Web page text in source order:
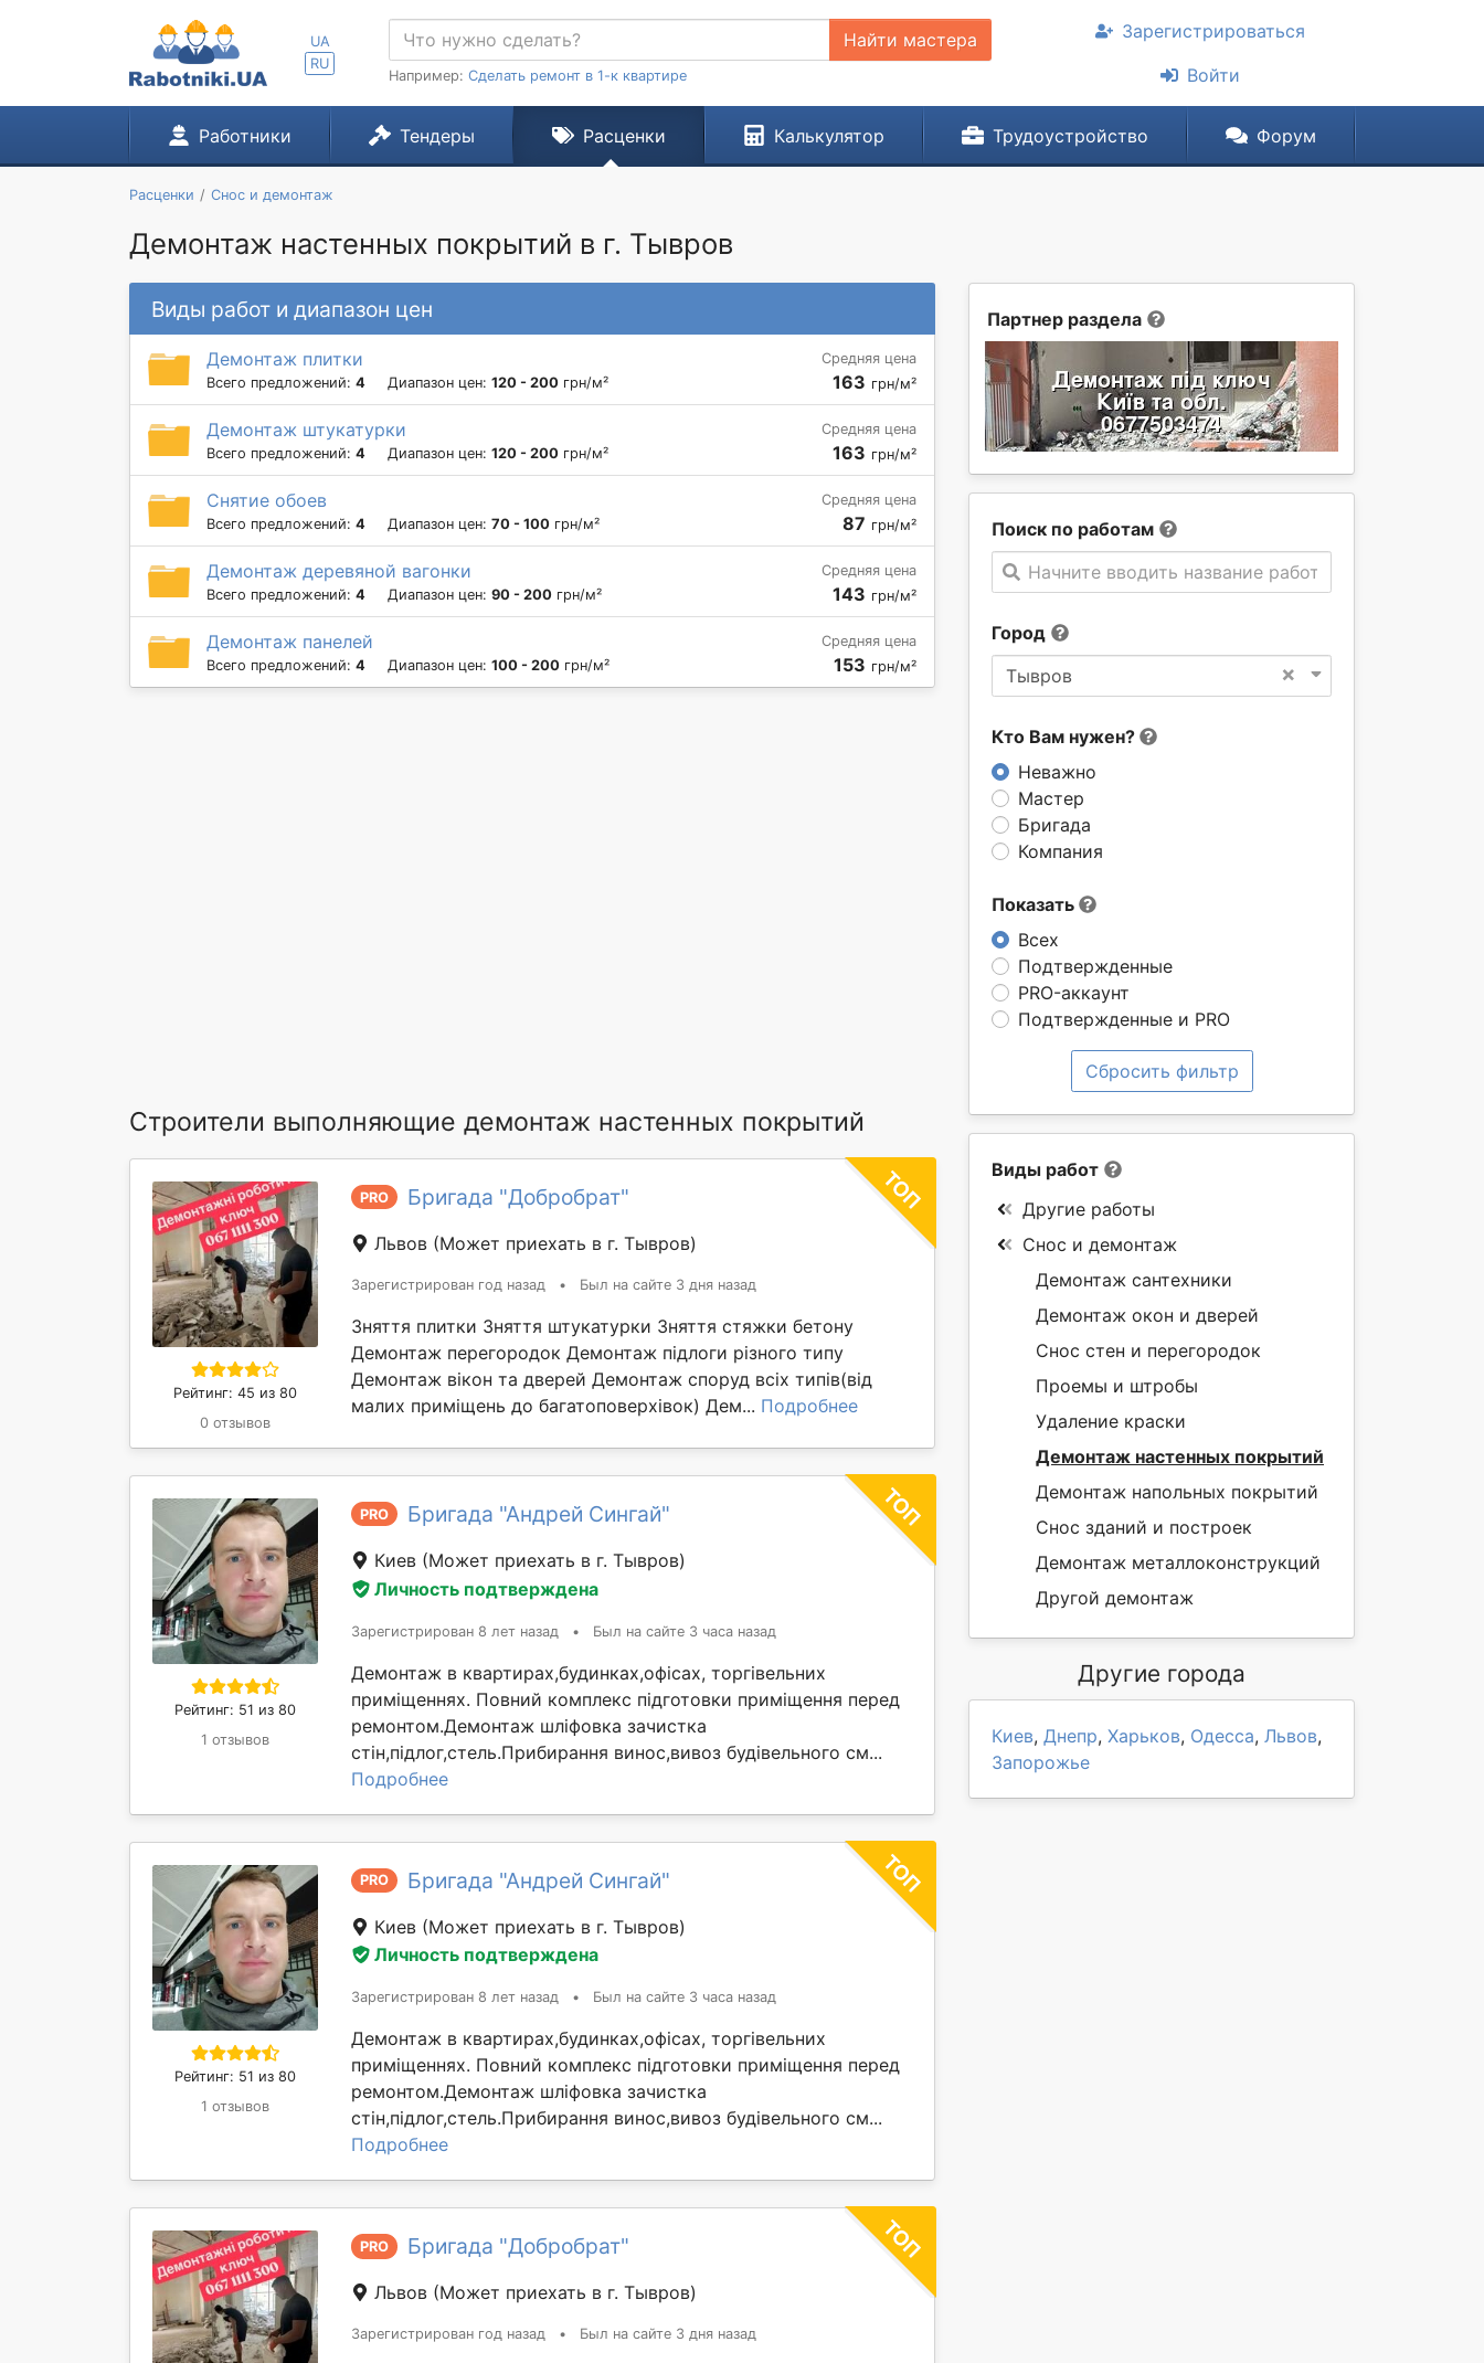
UA
RU
Найти мастера
Например: Сделать ремонт в 1-к квартире
Зарегистрироваться
Войти
Работники Тендеры Расценки Калькулятор Трудоустройство Форум
Расценки Снос и демонтаж
Демонтаж настенных покрытий в г. Тывров
Партнер раздела
Поиск по работам
Начните вводить название работы
Город
×
Тывров
Кто Вам нужен?
Неважно
Мастер
Бригада
Компания
Показать
Всех
Подтвержденные
PRO-аккаунт
Подтвержденные и PRO
Сбросить фильтр
Виды работ и диапазон цен
Демонтаж плитки
Всего предложений: 4 Диапазон цен: 120 - 200 грн/м²
Средняя цена
163 грн/м²
Демонтаж штукатурки
Всего предложений: 4 Диапазон цен: 120 - 200 грн/м²
Средняя цена
163 грн/м²
Снятие обоев
Всего предложений: 4 Диапазон цен: 70 - 100 грн/м²
Средняя цена
87 грн/м²
Демонтаж деревяной вагонки
Всего предложений: 4 Диапазон цен: 90 - 200 грн/м²
Средняя цена
143 грн/м²
Демонтаж панелей
Всего предложений: 4 Диапазон цен: 100 - 200 грн/м²
Средняя цена
153 грн/м²
Строители выполняющие демонтаж настенных покрытий
Рейтинг: 45 из 80
0 отзывов
PRO Бригада "Добробрат"
Львов (Может приехать в г. Тывров)
Зарегистрирован год назад • Был на сайте 3 дня назад
Зняття плитки Зняття штукатурки Зняття стяжки бетону
Демонтаж перегородок Демонтаж підлоги різного типу
Демонтаж вікон та дверей Демонтаж споруд всіх типів(від
малих приміщень до багатоповерхівок) Дем... Подробнее
Рейтинг: 51 из 80
1 отзывов
PRO Бригада "Андрей Сингай"
Киев (Может приехать в г. Тывров)
Личность подтверждена
Зарегистрирован 8 лет назад • Был на сайте 3 часа назад
Демонтаж в квартирах,будинках,офісах, торгівельних
приміщеннях. Повний комплекс підготовки приміщення перед
ремонтом.Демонтаж шліфовка зачистка
стін,підлог,стель.Прибирання винос,вивоз будівельного см...
Подробнее
Рейтинг: 51 из 80
1 отзывов
PRO Бригада "Андрей Сингай"
Киев (Может приехать в г. Тывров)
Личность подтверждена
Зарегистрирован 8 лет назад • Был на сайте 3 часа назад
Демонтаж в квартирах,будинках,офісах, торгівельних
приміщеннях. Повний комплекс підготовки приміщення перед
ремонтом.Демонтаж шліфовка зачистка
стін,підлог,стель.Прибирання винос,вивоз будівельного см...
Подробнее
PRO Бригада "Добробрат"
Львов (Может приехать в г. Тывров)
Зарегистрирован год назад • Был на сайте 3 дня назад
Виды работ
Другие работы
Снос и демонтаж
Демонтаж сантехники
Демонтаж окон и дверей
Снос стен и перегородок
Проемы и штробы
Удаление краски
Демонтаж настенных покрытий
Демонтаж напольных покрытий
Снос зданий и построек
Демонтаж металлоконструкций
Другой демонтаж
Другие города
Киев, Днепр, Харьков, Одесса, Львов,
Запорожье